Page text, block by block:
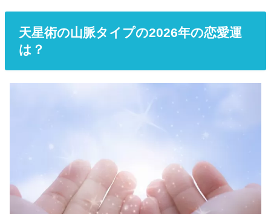
天星術の山脈タイプの2026年の恋愛運
は？